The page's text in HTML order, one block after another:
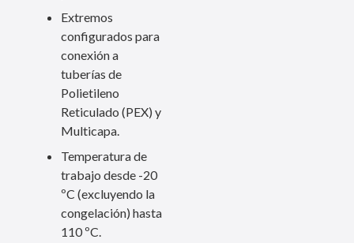
Extremos
configurados para
conexión a
tuberías de
Polietileno
Reticulado (PEX) y
Multicapa.
Temperatura de
trabajo desde -20
ºC (excluyendo la
congelación) hasta
110 ºC.